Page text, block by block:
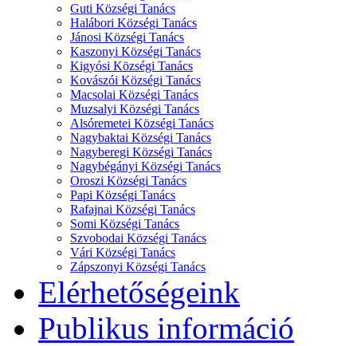
Guti Községi Tanács
Halábori Községi Tanács
Jánosi Községi Tanács
Kaszonyi Községi Tanács
Kigyósi Községi Tanács
Kovászói Községi Tanács
Macsolai Községi Tanács
Muzsalyi Községi Tanács
Alsóremetei Községi Tanács
Nagybaktai Községi Tanács
Nagyberegi Községi Tanács
Nagybégányi Községi Tanács
Oroszi Községi Tanács
Papi Községi Tanács
Rafajnai Községi Tanács
Somi Községi Tanács
Szvobodai Községi Tanács
Vári Községi Tanács
Zápszonyi Községi Tanács
Elérhetőségeink
Publikus információ